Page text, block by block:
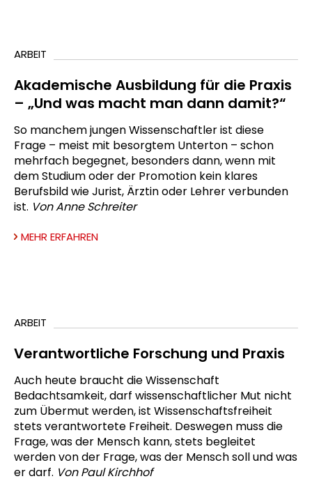
ARBEIT
Akademische Ausbildung für die Praxis
– „Und was macht man dann damit?“
So manchem jungen Wissenschaftler ist diese
Frage – meist mit besorgtem Unterton – schon
mehrfach begegnet, besonders dann, wenn mit
dem Studium oder der Promotion kein klares
Berufsbild wie Jurist, Ärztin oder Lehrer verbunden
ist. Von Anne Schreiter
MEHR ERFAHREN
ARBEIT
Verantwortliche Forschung und Praxis
Auch heute braucht die Wissenschaft
Bedachtsamkeit, darf wissenschaftlicher Mut nicht
zum Übermut werden, ist Wissenschaftsfreiheit
stets verantwortete Freiheit. Deswegen muss die
Frage, was der Mensch kann, stets begleitet
werden von der Frage, was der Mensch soll und was
er darf. Von Paul Kirchhof